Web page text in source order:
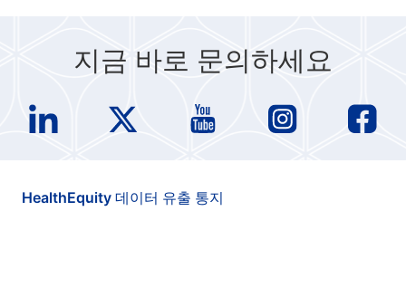
지금 바로 문의하세요
HealthEquity 데이터 유출 통지